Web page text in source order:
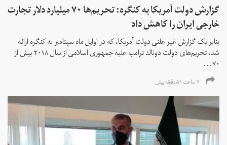
گزارش دولت آمریکا به کنگره: تحریم‌ها ۷۰ میلیارد دلار تجارت
خارجی ایران را کاهش داد
بنابر یک گزارش غیر علنی دولت آمریکا، که در اوایل ماه سپتامبر به کنگره ارائه
شد، تحریم‌های دولت دونالد ترامپ علیه جمهوری اسلامی از سال ۲۰۱۸ بیش از
۷۰...
۷ ساعت ۵۱ دقیقه پیش